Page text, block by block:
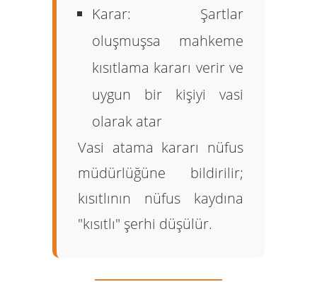
Karar: Şartlar
oluşmuşsa mahkeme
kısıtlama kararı verir ve
uygun bir kişiyi vasi
olarak atar
Vasi atama kararı nüfus
müdürlüğüne bildirilir;
kısıtlının nüfus kaydına
"kısıtlı" şerhi düşülür.